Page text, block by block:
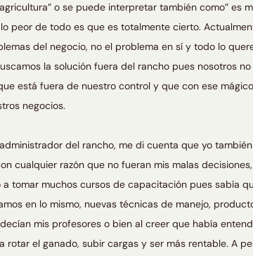
o se puede interpretar también como” es
peor de todo es que es totalmente cierto.
del negocio, no el problema en sí y todo lo
la solución fuera del rancho pues nosotros
está fuera de nuestro control y que con ese
negocios.
del rancho, me di cuenta que yo
cualquier razón que no fueran mis malas
a tomar muchos cursos de capacitación pues sabía
en lo mismo, nuevas técnicas de manejo,
mis profesores o bien al creer que había
rotar el ganado, subir cargas y ser más rentable. A